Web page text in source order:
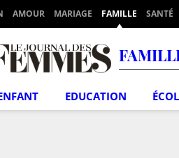
AMOUR MARIAGE FAMILLE SANTÉ
EDUCATION